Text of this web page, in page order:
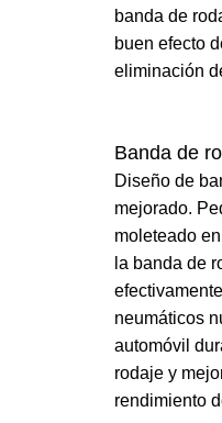
banda de
buen efecto
eliminación
Banda de
Diseño de
mejorado.
moleteado
la banda de
neumáticos
automóvil
rodaje y
rendimiento